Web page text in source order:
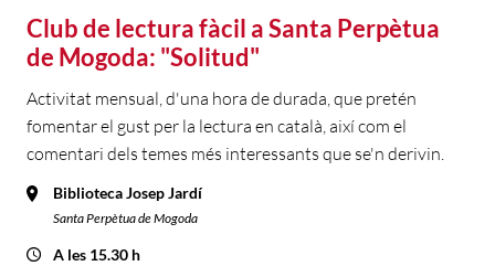
Club de lectura fàcil a Santa Perpètua
de Mogoda: "Solitud"
Activitat mensual, d'una hora de durada, que pretén
fomentar el gust per la lectura en català, així com el
comentari dels temes més interessants que se'n derivin.
Biblioteca Josep Jardí
Santa Perpètua de Mogoda
A les 15.30 h